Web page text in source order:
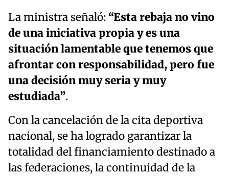
La ministra señaló: “Esta rebaja no vino
de una iniciativa propia y es una
situación lamentable que tenemos que
afrontar con responsabilidad, pero fue
una decisión muy seria y muy
estudiada”.
Con la cancelación de la cita deportiva
nacional, se ha logrado garantizar la
totalidad del financiamiento destinado a
las federaciones, la continuidad de la